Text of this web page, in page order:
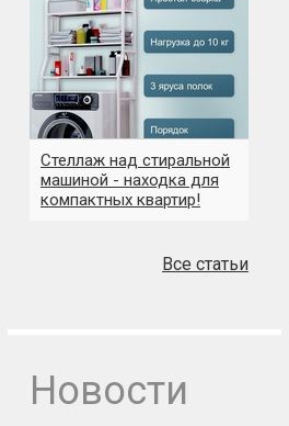
Стеллаж над стиральной
машиной - находка для
компактных квартир!
Все статьи
Новости